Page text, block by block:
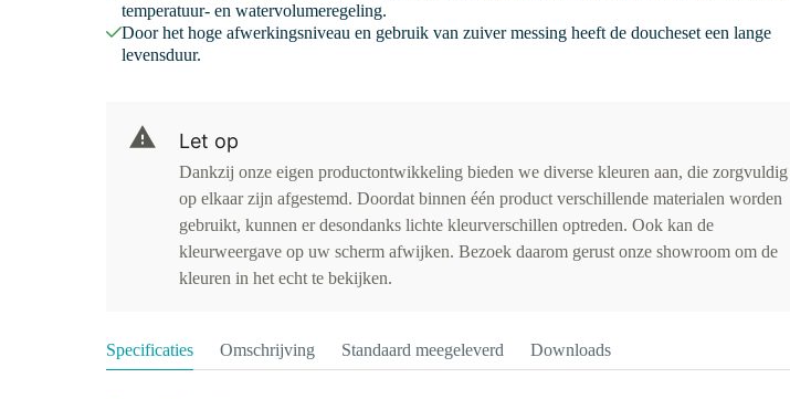
temperatuur- en watervolumeregeling.
Door het hoge afwerkingsniveau en gebruik van zuiver messing heeft de doucheset een lange
levensduur.
Let op
Dankzij onze eigen productontwikkeling bieden we diverse kleuren aan, die zorgvuldig
op elkaar zijn afgestemd. Doordat binnen één product verschillende materialen worden
gebruikt, kunnen er desondanks lichte kleurverschillen optreden. Ook kan de
kleurweergave op uw scherm afwijken. Bezoek daarom gerust onze showroom om de
kleuren in het echt te bekijken.
Specificaties Omschrijving Standaard meegeleverd Downloads